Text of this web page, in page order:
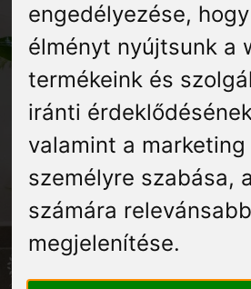
engedélyezése,
élményt nyújtsunk a
termékeink és
iránti
valamint a
személyre szabása,
számára
megjelenítése.
Élmények
Gyógyuljon Kisújon
Galéria